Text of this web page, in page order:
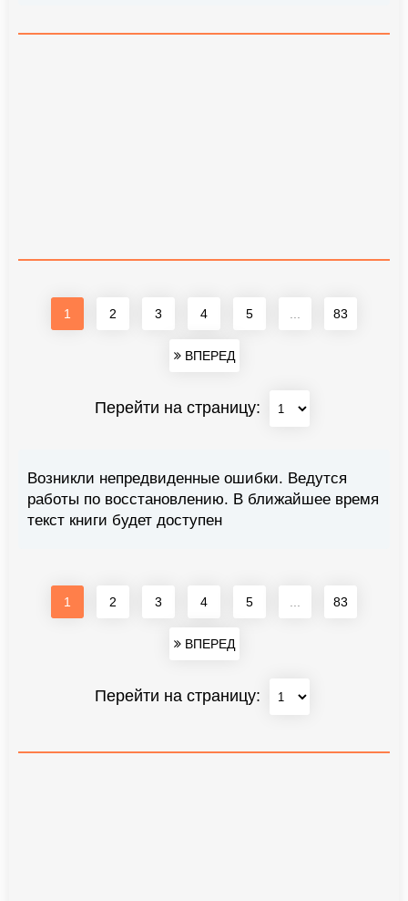
1 2 3 4 5 83
ВПЕРЕД
Перейти на страницу:
Возникли непредвиденные ошибки. Ведутся
работы по восстановлению. В ближайшее время
текст книги будет доступен
1 2 3 4 5 83
ВПЕРЕД
Перейти на страницу: